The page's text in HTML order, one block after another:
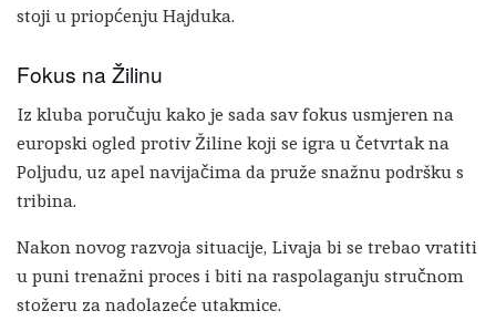
stoji u priopćenju Hajduka.
Fokus na Žilinu
Iz kluba poručuju kako je sada sav fokus usmjeren na
europski ogled protiv Žiline koji se igra u četvrtak na
Poljudu, uz apel navijačima da pruže snažnu podršku s
tribina.
Nakon novog razvoja situacije, Livaja bi se trebao vratiti
u puni trenažni proces i biti na raspolaganju stručnom
stožeru za nadolazeće utakmice.